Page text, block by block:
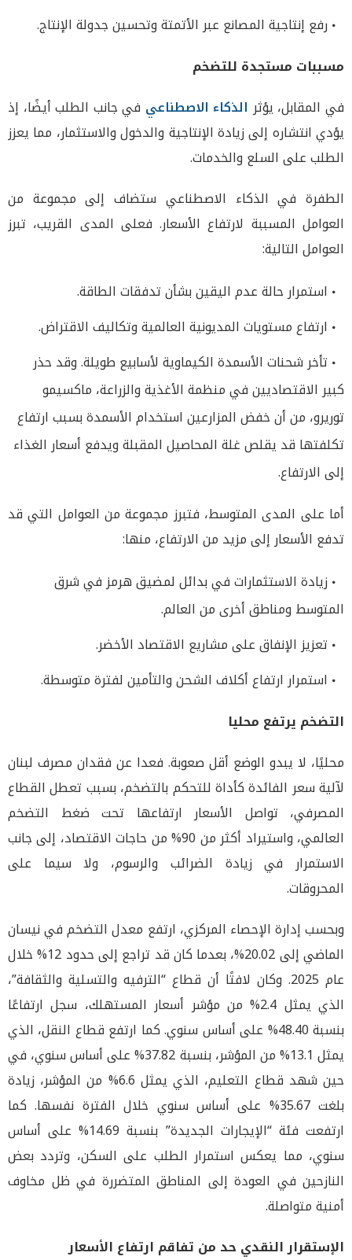
رفع إنتاجية المصانع عبر الأتمتة وتحسين جدولة الإنتاج.
مسببات مستجدة للتضخم
في المقابل، يؤثر الذكاء الاصطناعي في جانب الطلب أيضًا، إذ
يؤدي انتشاره إلى زيادة الإنتاجية والدخول والاستثمار، مما يعزز
الطلب على السلع والخدمات.
الطفرة في الذكاء الاصطناعي ستضاف إلى مجموعة من
العوامل المسببة لارتفاع الأسعار. فعلى المدى القريب، تبرز
العوامل التالية:
استمرار حالة عدم اليقين بشأن تدفقات الطاقة.
ارتفاع مستويات المديونية العالمية وتكاليف الاقتراض.
تأخر شحنات الأسمدة الكيماوية لأسابيع طويلة. وقد حذر
كبير الاقتصاديين في منظمة الأغذية والزراعة، ماكسيمو
توريرو، من أن خفض المزارعين استخدام الأسمدة بسبب ارتفاع
تكلفتها قد يقلص غلة المحاصيل المقبلة ويدفع أسعار الغذاء
إلى الارتفاع.
أما على المدى المتوسط، فتبرز مجموعة من العوامل التي قد
تدفع الأسعار إلى مزيد من الارتفاع، منها:
زيادة الاستثمارات في بدائل لمضيق هرمز في شرق
المتوسط ومناطق أخرى من العالم.
تعزيز الإنفاق على مشاريع الاقتصاد الأخضر.
استمرار ارتفاع أكلاف الشحن والتأمين لفترة متوسطة.
التضخم يرتفع محليا
محليًا، لا يبدو الوضع أقل صعوبة. فعدا عن فقدان مصرف لبنان
لآلية سعر الفائدة كأداة للتحكم بالتضخم، بسبب تعطل القطاع
المصرفي، تواصل الأسعار ارتفاعها تحت ضغط التضخم
العالمي، واستيراد أكثر من 90% من حاجات الاقتصاد، إلى جانب
الاستمرار في زيادة الضرائب والرسوم، ولا سيما على
المحروقات.
وبحسب إدارة الإحصاء المركزي، ارتفع معدل التضخم في نيسان
الماضي إلى 20.02%، بعدما كان قد تراجع إلى حدود 12% خلال
عام 2025. وكان لافتًا أن قطاع “الترفيه والتسلية والثقافة”،
الذي يمثل 2.4% من مؤشر أسعار المستهلك، سجل ارتفاعًا
بنسبة 48.40% على أساس سنوي. كما ارتفع قطاع النقل، الذي
يمثل 13.1% من المؤشر، بنسبة 37.82% على أساس سنوي، في
حين شهد قطاع التعليم، الذي يمثل 6.6% من المؤشر، زيادة
بلغت 35.67% على أساس سنوي خلال الفترة نفسها. كما
ارتفعت فئة “الإيجارات الجديدة” بنسبة 14.69% على أساس
سنوي، مما يعكس استمرار الطلب على السكن، وتردد بعض
النازحين في العودة إلى المناطق المتضررة في ظل مخاوف
أمنية متواصلة.
الإستقرار النقدي حد من تفاقم ارتفاع الأسعار